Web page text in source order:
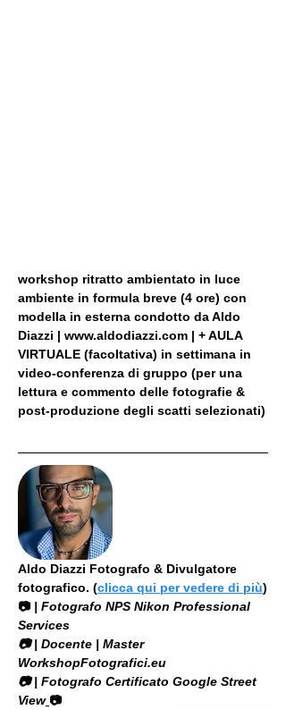
workshop ritratto ambientato in luce
ambiente in formula breve (4 ore) con
modella in esterna condotto da Aldo
Diazzi | www.aldodiazzi.com | + AULA
VIRTUALE (facoltativa) in settimana in
video-conferenza di gruppo (per una
lettura e commento delle fotografie &
post-produzione degli scatti selezionati)
Aldo Diazzi Fotografo & Divulgatore
fotografico. (clicca qui per vedere di più)
📷 | Fotografo NPS Nikon Professional
Services
​📷 | Docente | Master
WorkshopFotografici.eu
📷 | Fotografo Certificato Google Street
View 📷